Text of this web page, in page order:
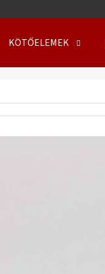
KÖTŐELEMEK